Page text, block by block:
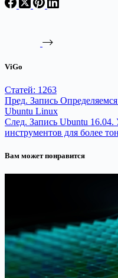
ViGo
Статей: 1263
Пред. Запись
Ubuntu Linux
След. Запись Ubuntu 16.04.
инструментов для более
Вам может понравится